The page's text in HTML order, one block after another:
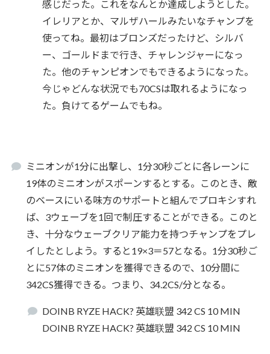
感じだった。これをなんとか達成しようとした。
イレリアとか、マルザハールみたいなチャンプを
使ってね。最初はブロンズだったけど、シルバ
ー、ゴールドまで行き、チャレンジャーになっ
た。他のチャンピオンでもできるようになった。
今じゃどんな状況でも70CSは取れるようになっ
た。負けてるゲームでもね。
ミニオンが1分に出撃し、1分30秒ごとに各レーンに
19体のミニオンがスポーンするとする。このとき、敵
のベースにいる味方のサポートと組んでプロキシすれ
ば、3ウェーブを1回で制圧することができる。このと
き、十分なウェーブクリア能力を持つチャンプをプレ
イしたとしよう。すると19×3＝57となる。1分30秒ご
とに57体のミニオンを獲得できるので、10分間に
342CS獲得できる。つまり、34.2CS/分となる。
DOINB RYZE HACK? 英雄联盟 342 CS 10 MIN
DOINB RYZE HACK? 英雄联盟 342 CS 10 MIN